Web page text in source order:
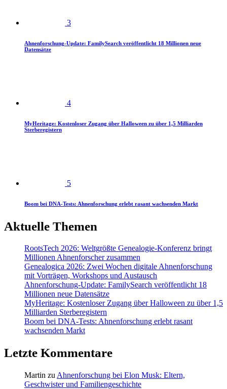
3
Ahnenforschung-Update: FamilySearch veröffentlicht 18 Millionen neue
Datensätze
4
MyHeritage: Kostenloser Zugang über Halloween zu über 1,5 Milliarden
Sterberegistern
5
Boom bei DNA-Tests: Ahnenforschung erlebt rasant wachsenden Markt
Aktuelle Themen
RootsTech 2026: Weltgrößte Genealogie-Konferenz bringt
Millionen Ahnenforscher zusammen
Genealogica 2026: Zwei Wochen digitale Ahnenforschung
mit Vorträgen, Workshops und Austausch
Ahnenforschung-Update: FamilySearch veröffentlicht 18
Millionen neue Datensätze
MyHeritage: Kostenloser Zugang über Halloween zu über 1,5
Milliarden Sterberegistern
Boom bei DNA-Tests: Ahnenforschung erlebt rasant
wachsenden Markt
Letzte Kommentare
Martin zu Ahnenforschung bei Elon Musk: Eltern,
Geschwister und Familiengeschichte